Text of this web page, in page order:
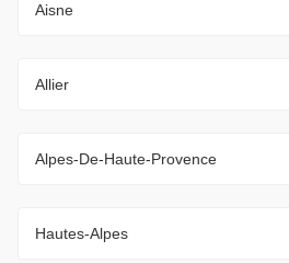
Aisne
Allier
Alpes-De-Haute-Provence
Hautes-Alpes